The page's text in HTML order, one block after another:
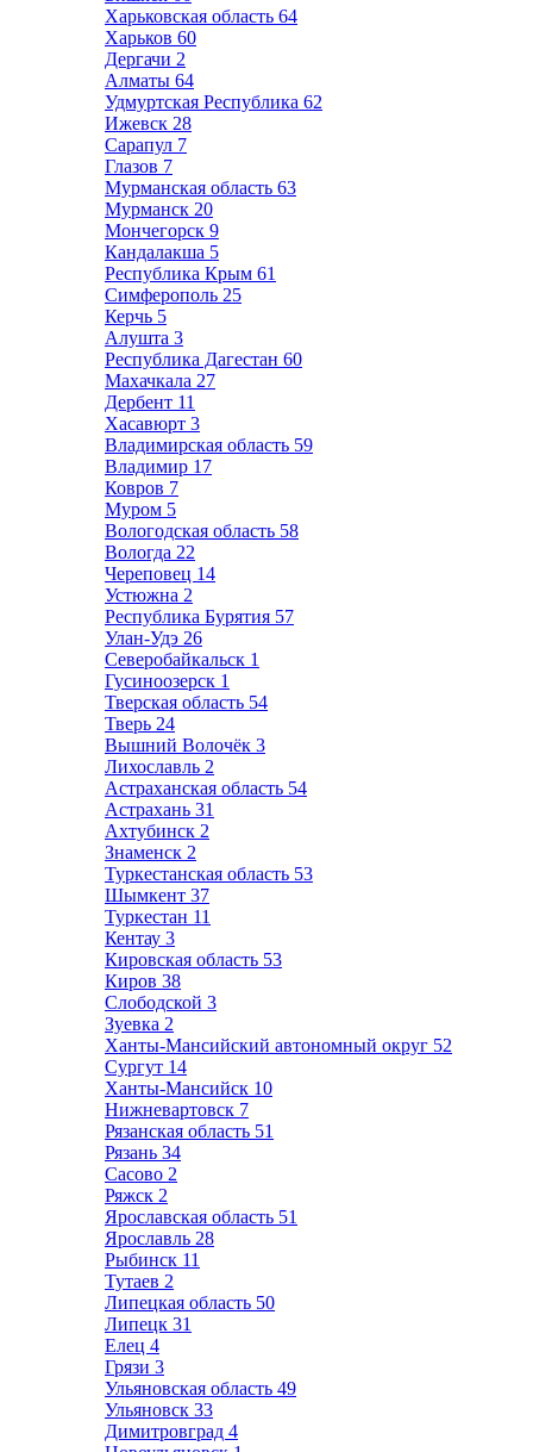
Харьковская область 64
Харьков 60
Дергачи 2
Алматы 64
Удмуртская Республика 62
Ижевск 28
Сарапул 7
Глазов 7
Мурманская область 63
Мурманск 20
Мончегорск 9
Кандалакша 5
Республика Крым 61
Симферополь 25
Керчь 5
Алушта 3
Республика Дагестан 60
Махачкала 27
Дербент 11
Хасавюрт 3
Владимирская область 59
Владимир 17
Ковров 7
Муром 5
Вологодская область 58
Вологда 22
Череповец 14
Устюжна 2
Республика Бурятия 57
Улан-Удэ 26
Северобайкальск 1
Гусиноозерск 1
Тверская область 54
Тверь 24
Вышний Волочёк 3
Лихославль 2
Астраханская область 54
Астрахань 31
Ахтубинск 2
Знаменск 2
Туркестанская область 53
Шымкент 37
Туркестан 11
Кентау 3
Кировская область 53
Киров 38
Слободской 3
Зуевка 2
Ханты-Мансийский автономный округ 52
Сургут 14
Ханты-Мансийск 10
Нижневартовск 7
Рязанская область 51
Рязань 34
Сасово 2
Ряжск 2
Ярославская область 51
Ярославль 28
Рыбинск 11
Тутаев 2
Липецкая область 50
Липецк 31
Елец 4
Грязи 3
Ульяновская область 49
Ульяновск 33
Димитровград 4